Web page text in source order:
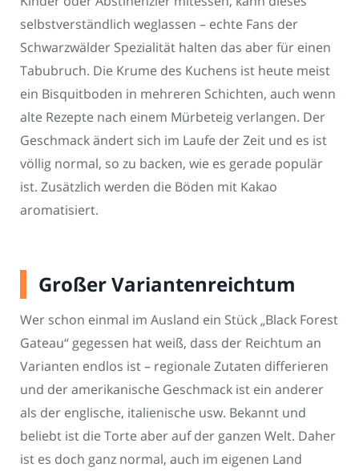
selbstverständlich weglassen – echte Fans der
Schwarzwälder Spezialität halten das aber für einen
Tabubruch. Die Krume des Kuchens ist heute meist
ein Bisquitboden in mehreren Schichten, auch wenn
alte Rezepte nach einem Mürbeteig verlangen. Der
Geschmack ändert sich im Laufe der Zeit und es ist
völlig normal, so zu backen, wie es gerade populär
ist. Zusätzlich werden die Böden mit Kakao
aromatisiert.
Großer Variantenreichtum
Wer schon einmal im Ausland ein Stück „Black Forest
Gateau“ gegessen hat weiß, dass der Reichtum an
Varianten endlos ist – regionale Zutaten differieren
und der amerikanische Geschmack ist ein anderer
als der englische, italienische usw. Bekannt und
beliebt ist die Torte aber auf der ganzen Welt. Daher
ist es doch ganz normal, auch im eigenen Land